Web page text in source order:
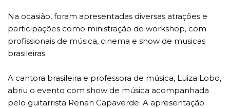
Na ocasião, foram apresentadas diversas atrações e
participações como ministração de workshop, com
profissionais de música, cinema e show de musicas
brasileiras.
A cantora brasileira e professora de música, Luiza Lobo,
abriu o evento com show de música acompanhada
pelo guitarrista Renan Capaverde. A apresentação